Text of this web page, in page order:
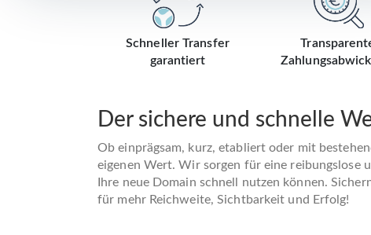
Schneller Transfer
garantiert
Der sichere und schnelle
Ob einprägsam, kurz, etabliert oder mit
eigenen Wert. Wir sorgen für eine reibungslose
Ihre neue Domain schnell nutzen können.
für mehr Reichweite, Sichtbarkeit und Erfolg!